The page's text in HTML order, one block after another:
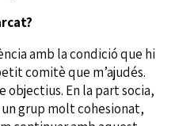
amb la condició que hi
comitè que m’ajudés.
objectius. En la part socia,
un grup molt cohesionat,